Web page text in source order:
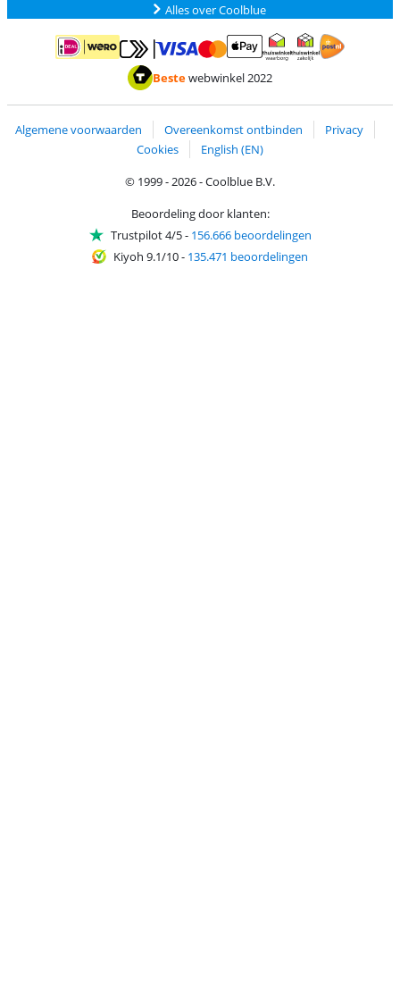
Alles over Coolblue
Betalen met iDEAL | WeroBetalen met MasterCard en Visa via ClickToPay
Betalen met ApplePay
Thuiswinkel waarborg
Bestewebwinkel 2022
Algemene voorwaarden Overeenkomst ontbinden
Privacy
Cookies
English (EN)
© 1999 - 2026 - Coolblue B.V.
Beoordeling door klanten:
Trustpilot 4/5- 156.666 beoordelingen
Kiyoh 9.1/10- 135.471 beoordelingen